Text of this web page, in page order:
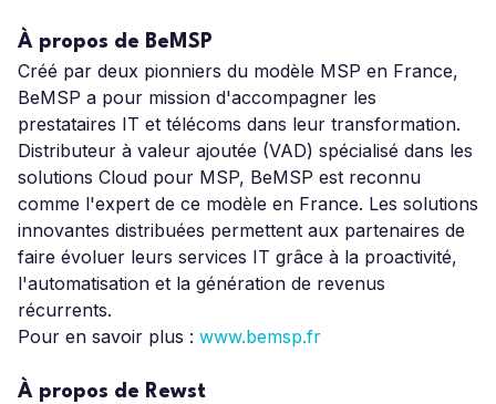
À propos de BeMSP
Créé par deux pionniers du modèle MSP en France,
BeMSP a pour mission d'accompagner les
prestataires IT et télécoms dans leur transformation.
Distributeur à valeur ajoutée (VAD) spécialisé dans les
solutions Cloud pour MSP, BeMSP est reconnu
comme l'expert de ce modèle en France. Les solutions
innovantes distribuées permettent aux partenaires de
faire évoluer leurs services IT grâce à la proactivité,
l'automatisation et la génération de revenus
récurrents.
Pour en savoir plus : www.bemsp.fr
À propos de Rewst